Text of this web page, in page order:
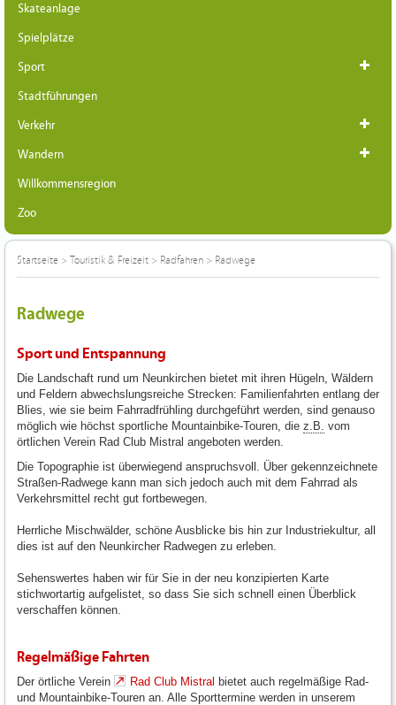
Skateanlage
Spielplätze
Sport
Stadtführungen
Verkehr
Wandern
Willkommensregion
Zoo
Startseite > Touristik & Freizeit > Radfahren > Radwege
Radwege
Sport und Entspannung
Die Landschaft rund um Neunkirchen bietet mit ihren Hügeln, Wäldern
und Feldern abwechslungsreiche Strecken: Familienfahrten entlang der
Blies, wie sie beim Fahrradfrühling durchgeführt werden, sind genauso
möglich wie höchst sportliche Mountainbike-Touren, die z.B. vom
örtlichen Verein Rad Club Mistral angeboten werden.
Die Topographie ist überwiegend anspruchsvoll. Über gekennzeichnete
Straßen-Radwege kann man sich jedoch auch mit dem Fahrrad als
Verkehrsmittel recht gut fortbewegen.
Herrliche Mischwälder, schöne Ausblicke bis hin zur Industriekultur, all
dies ist auf den Neunkircher Radwegen zu erleben.
Sehenswertes haben wir für Sie in der neu konzipierten Karte
stichwortartig aufgelistet, so dass Sie sich schnell einen Überblick
verschaffen können.
Regelmäßige Fahrten
Der örtliche Verein Rad Club Mistral bietet auch regelmäßige Rad-
und Mountainbike-Touren an. Alle Sporttermine werden in unserem